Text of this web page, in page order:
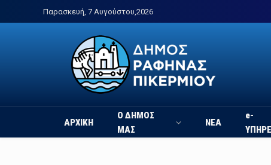
Παρασκευή, 7 Αυγούστου,2026
ΑΡΧΙΚΗ
Ο ΔΗΜΟΣ
ΜΑΣ
ΝΕΑ
e-